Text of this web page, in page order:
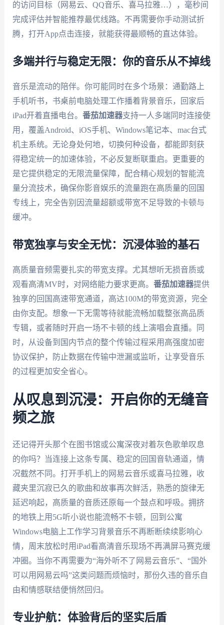
的访问目标（网易云、QQ音乐、喜马拉雅…），毫秒间
完成评估并智能推荐最优线路。不再需要你手动测试折
腾，打开App点击连接，就能获得最顺畅的直达体验。
多端并行与稳定无限：你的音乐从不掉线
音乐是流动的陪伴。你可能同时在多个场景：通勤路上
手机听书，书桌前电脑处理工作播着背景音乐，回家后
iPad开着直播电台。 番茄加速器支持一人多端同时连接使
用，覆盖Android、iOS手机、Windows笔记本、mac台式
机主系统。无论身处何地，切换何种设备，都能即刻获
得稳定统一的加速体验，不必反复断联重启。更重要的
是它提供稳定的无限流量保障，配合精心规划的智能流
量分流技术，确保你影音娱乐的流量跑在高质量的回国
专线上，完全告别因流量超额或带宽不足导致的卡顿与
缓冲。
带宽独享与安全无忧：沉浸体验的基石
高质量音频需要扎实的带宽支撑。尤其想听无损音质或
观看高清MV时，对网络能力要求更高。 番茄加速器提供
独享的回国高速带宽通道，高达100M的带宽资源，完全
由你支配。想象一下无需等待就能流畅加载整张高品质
专辑，或者随时开启一场不卡顿的线上演唱会直播。同
时，从设备到国内节点的整个传输过程采用高强度加密
协议保护，防止数据在传输中泄漏或监听，让享受音乐
的过程更加安全省心。
从叹息到沉浸：开启你的无缝音
频之旅
还记得开头那个在图书馆或公寓深夜对着灰色歌单叹息
的你吗？当连接上这条专属、稳定的回国音轨通道，情
况截然不同。打开手机上的网易云音乐或喜马拉雅，收
藏夹里沉寂已久的歌曲和故事再次鲜活，熟悉的旋律无
延迟响起，高质量的音质还原每一个鼓点和呼吸。拥挤
的地铁上用5G听小说也能流畅不卡顿，回到公寓
Windows电脑上工作学习背景音乐不再断断续续影响心
情，周末放松时用iPad看高清音乐现场不再满屏马赛克缓
冲圈。当你不再需要为“海外听不了网易云音乐”、“国外
可以用网易云吗”这类问题而烦恼时，那份久违的音乐自
由和情感联结便悄然回归。
专业护航：体验背后的坚实后盾